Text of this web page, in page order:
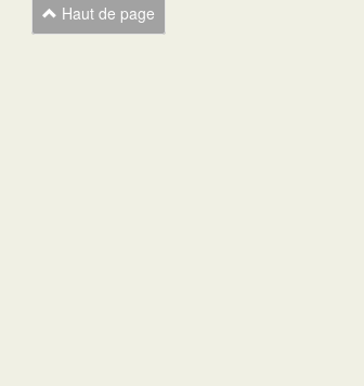
Haut de page